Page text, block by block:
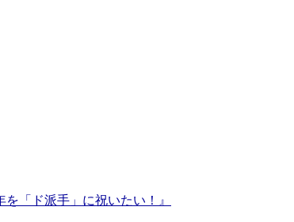
「ド派手」に祝いたい！』